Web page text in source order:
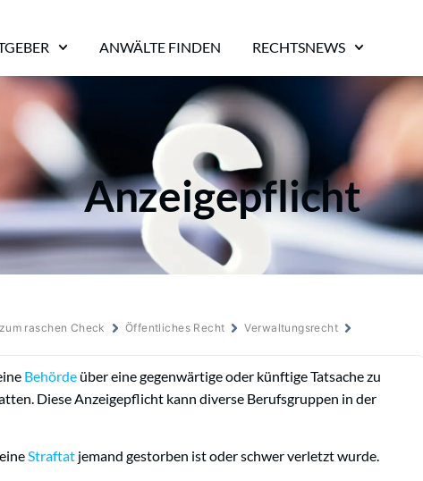
ANWÄLTE FINDEN RECHTSNEWS
Anzeigepflicht
raschen Check Öffentliches Recht
Verwaltungsrecht
Behörde über eine gegenwärtige oder künftige Tatsache zu
Diese Anzeigepflicht kann diverse Berufsgruppen in der
Straftat jemand gestorben ist oder schwer verletzt wurde.